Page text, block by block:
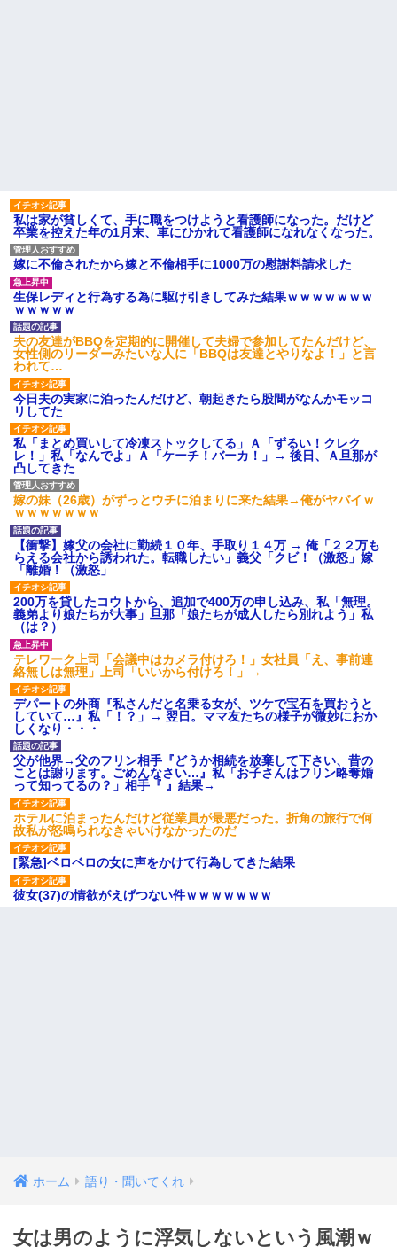
私は家が貧しくて、手に職をつけようと看護師になった。だけど
卒業を控えた年の1月末、車にひかれて看護師になれなくなった。
嫁に不倫されたから嫁と不倫相手に1000万の慰謝料請求した
生保レディと行為する為に駆け引きしてみた結果ｗｗｗｗｗｗｗ
ｗｗｗｗｗ
夫の友達がBBQを定期的に開催して夫婦で参加してたんだけど、
女性側のリーダーみたいな人に「BBQは友達とやりなよ！」と言
われて…
今日夫の実家に泊ったんだけど、朝起きたら股間がなんかモッコ
リしてた
私「まとめ買いして冷凍ストックしてる」Ａ「ずるい！クレク
レ！」私「なんでよ」Ａ「ケーチ！バーカ！」→ 後日、Ａ旦那が
凸してきた
嫁の妹（26歳）がずっとウチに泊まりに来た結果→俺がヤバイｗ
ｗｗｗｗｗｗｗ
【衝撃】嫁父の会社に勤続１０年、手取り１４万 → 俺「２２万も
らえる会社から誘われた。転職したい」義父「クビ！（激怒」嫁
「離婚！（激怒」
200万を貸したコウトから、追加で400万の申し込み、私「無理。
義弟より娘たちが大事」旦那「娘たちが成人したら別れよう」私
（は？）
テレワーク上司「会議中はカメラ付けろ！」女社員「え、事前連
絡無しは無理」上司「いいから付けろ！」→
デパートの外商『私さんだと名乗る女が、ツケで宝石を買おうと
していて…』私「！？」→ 翌日。ママ友たちの様子が微妙におか
しくなり・・・
父が他界→父のフリン相手『どうか相続を放棄して下さい、昔の
ことは謝ります。ごめんなさい…』私「お子さんはフリン略奪婚
って知ってるの？」相手『 』結果→
ホテルに泊まったんだけど従業員が最悪だった。折角の旅行で何
故私が怒鳴られなきゃいけなかったのだ
[緊急]ベロベロの女に声をかけて行為してきた結果
彼女(37)の情欲がえげつない件ｗｗｗｗｗｗｗ
ホーム 語り・聞いてくれ
女は男のように浮気しないという風潮ｗ